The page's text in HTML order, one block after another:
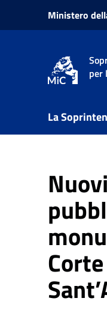
Vai ai contenuti
Vai al menu di
Ministero
per
La